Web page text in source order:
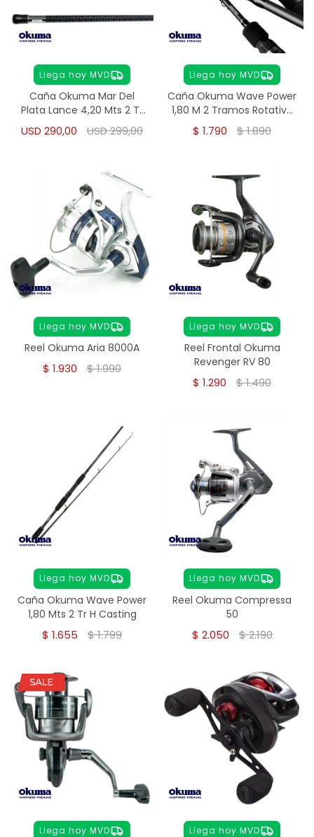
Llega hoy MVD
Caña Okuma Mar Del
Plata Lance 4,20 Mts 2 Tr
amos
USD 290,00 USD299,00
Llega hoy MVD
Caña Okuma Wave Power
1,80 M 2 Tramos Rotativo
8 - 15 Libras
$ 1.790 $1.890
Llega hoy MVD
Reel Okuma Aria 8000A
$ 1.930 $1.990
Llega hoy MVD
Reel Frontal Okuma
Revenger RV 80
$ 1.290 $1.490
Llega hoy MVD
Caña Okuma Wave Power
1,80 Mts 2 Tr H Casting
$ 1.655 $1.799
Llega hoy MVD
Reel Okuma Compressa
50
$ 2.050 $2.190
Llega hoy MVD Llega hoy MVD